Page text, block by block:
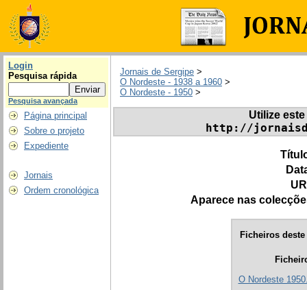
Login
Pesquisa rápida
Pesquisa avançada
Página principal
Sobre o projeto
Expediente
Jornais
Ordem cronológica
Jornais de Sergipe >
O Nordeste - 1938 a 1960 >
O Nordeste - 1950 >
Utilize
http://
Aparece nas
Ficheiros
O Nordeste